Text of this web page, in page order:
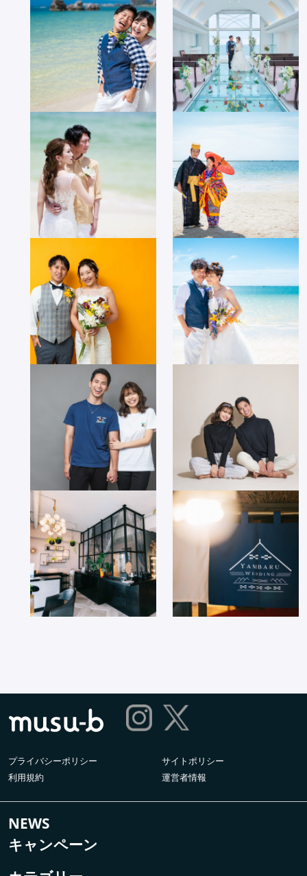
プライバシーポリシー
サイトポリシー
利用規約
運営者情報
NEWS
キャンペーン